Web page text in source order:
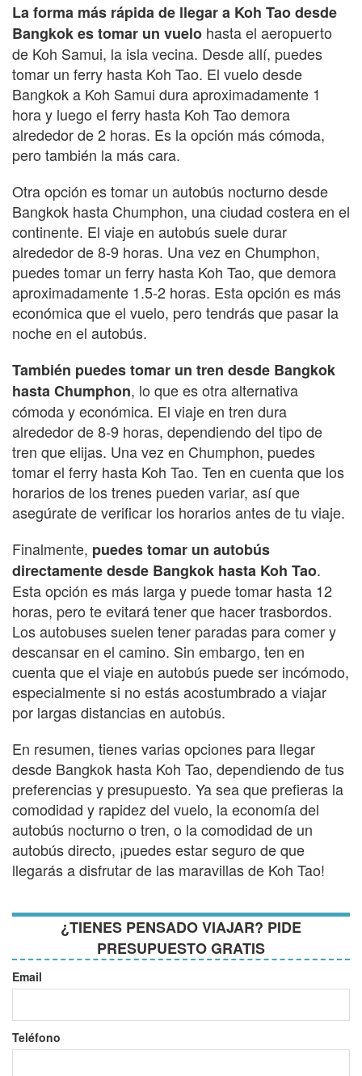
La forma más rápida de llegar a Koh Tao desde
Bangkok es tomar un vuelo hasta el aeropuerto
de Koh Samui, la isla vecina. Desde allí, puedes
tomar un ferry hasta Koh Tao. El vuelo desde
Bangkok a Koh Samui dura aproximadamente 1
hora y luego el ferry hasta Koh Tao demora
alrededor de 2 horas. Es la opción más cómoda,
pero también la más cara.
Otra opción es tomar un autobús nocturno desde
Bangkok hasta Chumphon, una ciudad costera en el
continente. El viaje en autobús suele durar
alrededor de 8-9 horas. Una vez en Chumphon,
puedes tomar un ferry hasta Koh Tao, que demora
aproximadamente 1.5-2 horas. Esta opción es más
económica que el vuelo, pero tendrás que pasar la
noche en el autobús.
También puedes tomar un tren desde Bangkok
hasta Chumphon, lo que es otra alternativa
cómoda y económica. El viaje en tren dura
alrededor de 8-9 horas, dependiendo del tipo de
tren que elijas. Una vez en Chumphon, puedes
tomar el ferry hasta Koh Tao. Ten en cuenta que los
horarios de los trenes pueden variar, así que
asegúrate de verificar los horarios antes de tu viaje.
Finalmente, puedes tomar un autobús
directamente desde Bangkok hasta Koh Tao.
Esta opción es más larga y puede tomar hasta 12
horas, pero te evitará tener que hacer trasbordos.
Los autobuses suelen tener paradas para comer y
descansar en el camino. Sin embargo, ten en
cuenta que el viaje en autobús puede ser incómodo,
especialmente si no estás acostumbrado a viajar
por largas distancias en autobús.
En resumen, tienes varias opciones para llegar
desde Bangkok hasta Koh Tao, dependiendo de tus
preferencias y presupuesto. Ya sea que prefieras la
comodidad y rapidez del vuelo, la economía del
autobús nocturno o tren, o la comodidad de un
autobús directo, ¡puedes estar seguro de que
llegarás a disfrutar de las maravillas de Koh Tao!
¿TIENES PENSADO VIAJAR? PIDE
PRESUPUESTO GRATIS
Email
Teléfono